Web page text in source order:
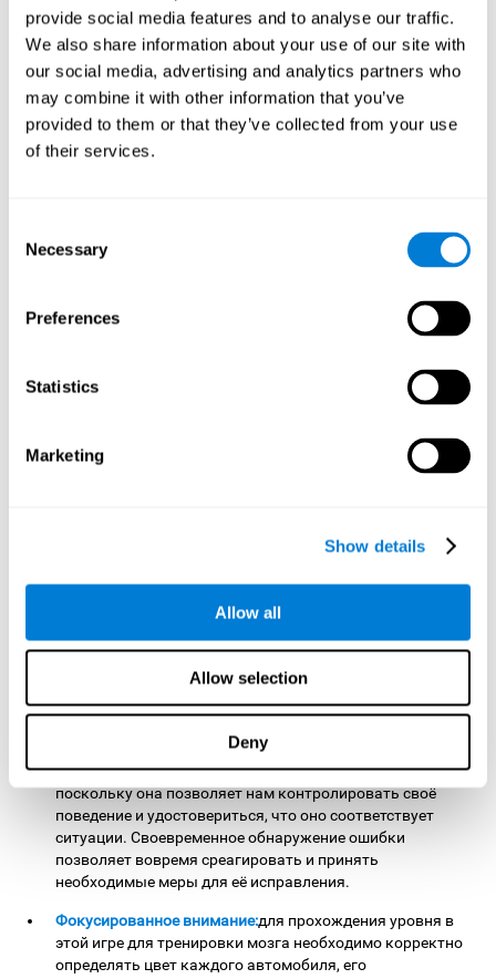
provide social media features and to analyse our traffic.
We also share information about your use of our site with
our social media, advertising and analytics partners who
may combine it with other information that you’ve
provided to them or that they’ve collected from your use
of their services.
Selection
Necessary
Preferences
Statistics
Marketing
Show details
Allow all
Allow selection
Deny
стимулом. Поскольку стимулы исчезают, если мы
слишком долго размышляем, для выполнения этого
упражнения нужна высокая скорость обработки
информации. Это крайне важно для нашей
повседневной жизни - в ситуациях, требующих срочного
принятия решения или для усвоения получаемой нами
информации.
игры необходимо следить за тем, что происходит, и
быстро находить сервис, в котором нуждается каждый
необходима автомобилю, нужно вспомнить, где
находится данный автомобиль, и обслужить его. Для
корректно обнаруживать и идентифицировать
различные стимулы. Выполняя это упражнение для
ключевым, поскольку он позволяет нам осуществлять
визуальный поиск для нахождения релевантных
Мониторинг:цель этой умной игры ясна - предоставить
пробок. Для прохождения уровня в этой игре
необходимо предоставлять каждому автомобилю
стимулируем и укрепляем способность к мониторингу.
Улучшение этой когнитивной способности очень важно,
поскольку она позволяет нам контролировать своё
поведение и удостовериться, что оно соответствует
ситуации. Своевременное обнаружение ошибки
позволяет вовремя среагировать и принять
необходимые меры для её исправления.
Фокусированное внимание:для прохождения уровня в
этой игре для тренировки мозга необходимо корректно
определять цвет каждого автомобиля, его